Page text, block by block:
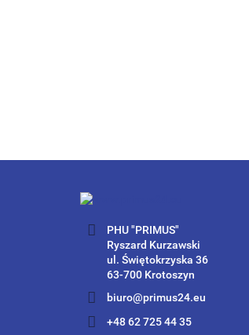
PHU "PRIMUS"
Ryszard Kurzawski
ul. Świętokrzyska 36
63-700 Krotoszyn
biuro@primus24.eu
+48 62 725 44 35